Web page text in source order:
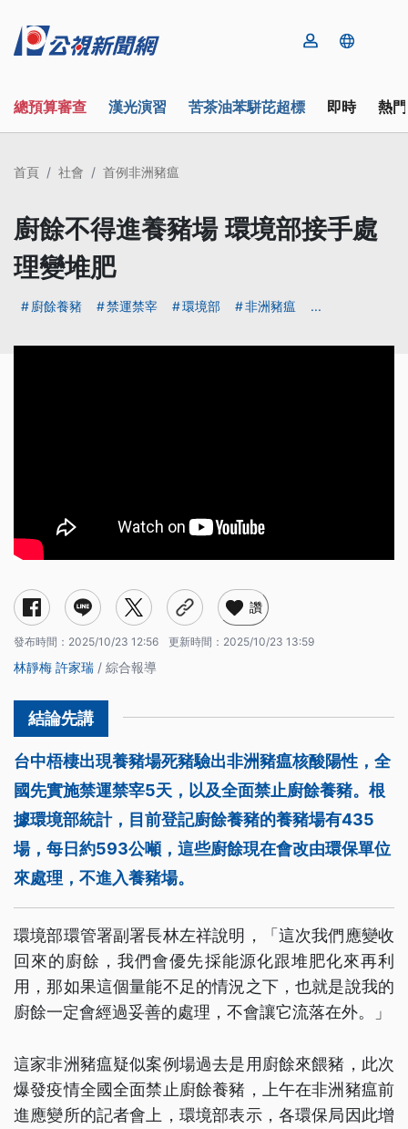
總預算審查 漢光演習 苦茶油苯駢芘超標 即時 熱
首頁 社會 首例非洲豬瘟
廚餘不得進養豬場 環境部接手處
理變堆肥
廚餘養豬 禁運禁宰 環境部 非洲豬瘟 ...
讚
發布時間： 2025/10/23 12:56 更新時間： 2025/10/23 13:59
林靜梅 許家瑞 / 綜合報導
台中梧棲出現養豬場死豬驗出非洲豬瘟核酸陽性，全
國先實施禁運禁宰5天，以及全面禁止廚餘養豬。根
據環境部統計，目前登記廚餘養豬的養豬場有435
場，每日約593公噸，這些廚餘現在會改由環保單位
來處理，不進入養豬場。
環境部環管署副署長林左祥說明，「這次我們應變收
回來的廚餘，我們會優先採能源化跟堆肥化來再利
用，那如果這個量能不足的情況之下，也就是說我的
廚餘一定會經過妥善的處理，不會讓它流落在外。」
這家非洲豬瘟疑似案例場過去是用廚餘來餵豬，此次
爆發疫情全國全面禁止廚餘養豬，上午在非洲豬瘟前
進應變所的記者會上，環境部表示，各環保局因此增